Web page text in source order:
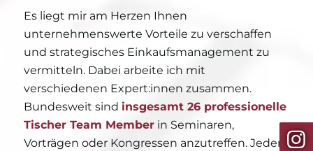
Es liegt mir am Herzen Ihnen
unternehmenswerte Vorteile zu verschaffen
und strategisches Einkaufsmanagement zu
vermitteln. Dabei arbeite ich mit
verschiedenen Expert:innen zusammen.
Bundesweit sind insgesamt 26 professionelle
Tischer Team Memberin Seminaren,
Vorträgen oder Kongressen anzutreffen. Jeder